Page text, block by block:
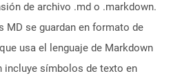
de archivo .md o .markdown.
MD se guardan en formato de
usa el lenguaje de Markdown
incluye símbolos de texto en